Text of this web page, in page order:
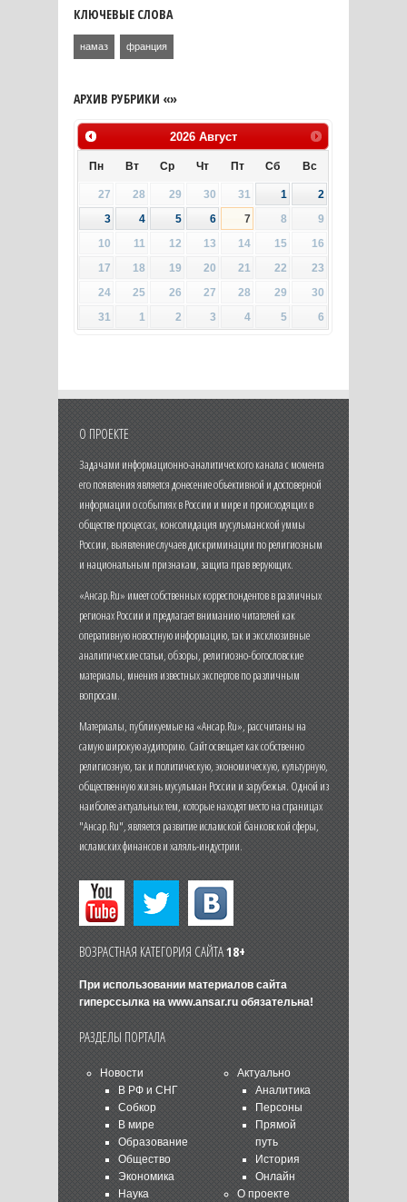
КЛЮЧЕВЫЕ СЛОВА
намаз франция
АРХИВ РУБРИКИ «»
2026 Август
Пн Вт Ср Чт Пт Сб Вс
27 28 29 30 31 1
2
3
4 5 6 7 8
9
10
11 12 13 14 15
16
17
18 19 20 21 22
23
24
25 26 27 28 29
30
31
1 2 3 4 5 6
О ПРОЕКТЕ
Задачами информационно-аналитического канала с момента
его появления является донесение объективной и достоверной
информации о событиях в России и мире и происходящих в
обществе процессах, консолидация мусульманской уммы
России, выявление случаев дискриминации по религиозным
и национальным признакам, защита прав верующих.
«Ансар.Ru» имеет собственных корреспондентов в различных
регионах России и предлагает вниманию читателей как
оперативную новостную информацию, так и эксклюзивные
аналитические статьи, обзоры, религиозно-богословские
материалы, мнения известных экспертов по различным
вопросам.
Материалы, публикуемые на «Ансар.Ru», рассчитаны на
самую широкую аудиторию. Сайт освещает как собственно
религиозную, так и политическую, экономическую, культурную,
общественную жизнь мусульман России и зарубежья. Одной из
наиболее актуальных тем, которые находят место на страницах
"Ансар.Ru", является развитие исламской банковской сферы,
исламских финансов и халяль-индустрии.
ВОЗРАСТНАЯ КАТЕГОРИЯ САЙТА18+
При использовании материалов сайта
гиперссылка на www.ansar.ruобязательна!
РАЗДЕЛЫ ПОРТАЛА
Новости
В РФ и СНГ
Собкор
В мире
Образование
Общество
Экономика
Наука
Актуально
Аналитика
Персоны
Прямой
путь
История
Онлайн
О проекте